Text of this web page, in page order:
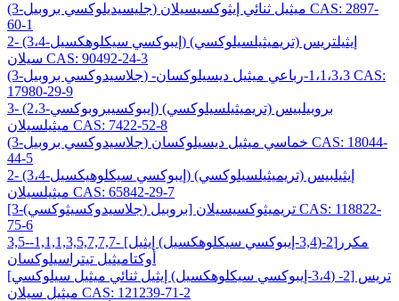
(3-جليسيديلوكسي بروبيل) ميثيل ثنائي إيثوكسيسيلان CAS: 2897-
60-1
2- (3،4-إيبوكسي سيكلوهكسيل) إيثيلتريس (تريميثيلسيلوكسي)
سيلان CAS: 90492-24-3
(3-جلاسيدوكسي بروبيل) -1،1،3،3-رباعي ميثيل ديسيلوكسان CAS:
17980-29-9
3- (2،3-إيبوكسيبروبوكسي) بروبيلبيس (تريميثيلسيلوكسي)
ميثيلسيلان CAS: 7422-52-8
(3-جلاسيدوكسي بروبيل) خماسي ميثيل ديسيلوكسان CAS: 18044-
44-5
2- (3،4-إيبوكسي سيكلوهيكسيل) إيثيلبيس (تريميثيلسيلوكسي)
ميثيلسيلان CAS: 65842-29-7
[3-(جلاسيدوكسيثوكسي) بروبيل] تريميثوكسيسيلان CAS: 118822-
75-6
3,5-مكرر[2-(3,4-إيبوكسي سيكلوهكسيل) إيثيل] -1,1,1,3,5,7,7,7-
أوكتاميثيل تيتراسيلوكسان
تريس [2- (3،4-إيبوكسي سيكلوهكسيل) إيثيل ثنائي ميثيل سيلوكسي]
ميثيل سيلان CAS: 121239-71-2